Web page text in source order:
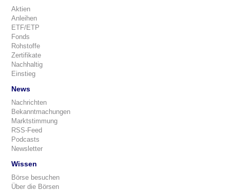
Aktien
Anleihen
ETF/ETP
Fonds
Rohstoffe
Zertifikate
Nachhaltig
Einstieg
News
Nachrichten
Bekanntmachungen
Marktstimmung
RSS-Feed
Podcasts
Newsletter
Wissen
Börse besuchen
Über die Börsen